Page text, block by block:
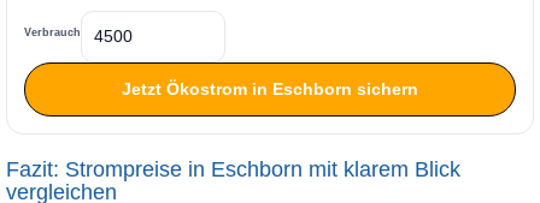
Verbrauch
Jetzt Ökostrom in Eschborn sichern
Fazit: Strompreise in Eschborn mit klarem Blick
vergleichen